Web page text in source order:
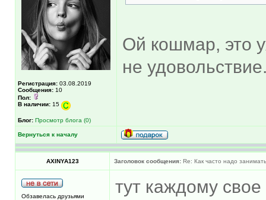
Регистрация: 03.08.2019
Сообщения: 10
Пол:
В наличии: 15
Блог: Просмотр блога (0)
Ой кошмар, это
не
Вернуться к началу
AXINYA123 Заголовок сообщения: Re: Как часто надо
Обзавелась друзьями тут каждому свое